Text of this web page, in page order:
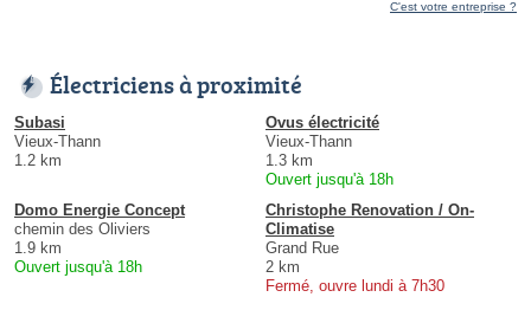
C'est votre entreprise ?
Électriciens à proximité
Subasi
Vieux-Thann
1.2 km
Ovus électricité
Vieux-Thann
1.3 km
Ouvert jusqu'à 18h
Domo Energie Concept
chemin des Oliviers
1.9 km
Ouvert jusqu'à 18h
Christophe Renovation / On-
Climatise
Grand Rue
2 km
Fermé, ouvre lundi à 7h30